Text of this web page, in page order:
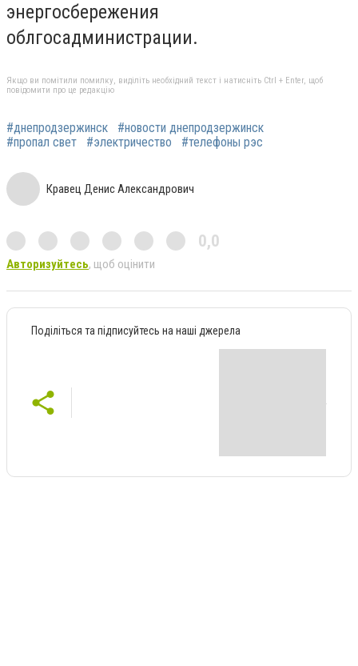
энергосбережения
облгосадминистрации.
Якщо ви помітили помилку, виділіть необхідний текст і натисніть Ctrl + Enter, щоб
повідомити про це редакцію
#днепродзержинск
#новости днепродзержинск
#пропал свет
#электричество #телефоны рэс
Кравец Денис Александрович
0,0
Авторизуйтесь, щоб оцінити
Поділіться та підписуйтесь на наші джерела